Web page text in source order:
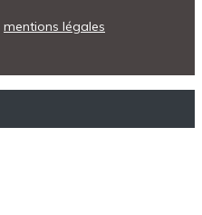
mentions légales